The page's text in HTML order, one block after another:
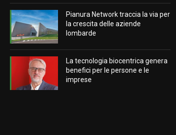
Pianura Network traccia la via per
la crescita delle aziende
lombarde
La tecnologia biocentrica genera
benefici per le persone e le
imprese